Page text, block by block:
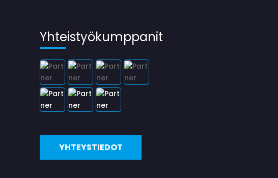
Yhteistyökumppanit
YHTEYSTIEDOT